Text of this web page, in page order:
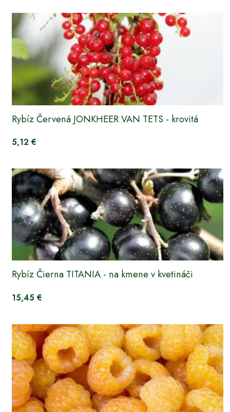
Rybíz Červená JONKHEER VAN TETS - krovitá
5,12 €
Rybíz Čierna TITANIA - na kmene v kvetináči
15,45 €